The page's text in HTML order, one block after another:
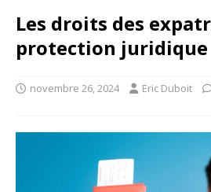
Les droits des
protection juridique
novembre 26, 2024 Eric Duboit